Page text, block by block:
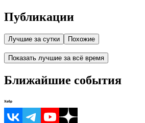
Публикации
Лучшие за сутки Похожие
Показать лучшие за всё время
Ближайшие события